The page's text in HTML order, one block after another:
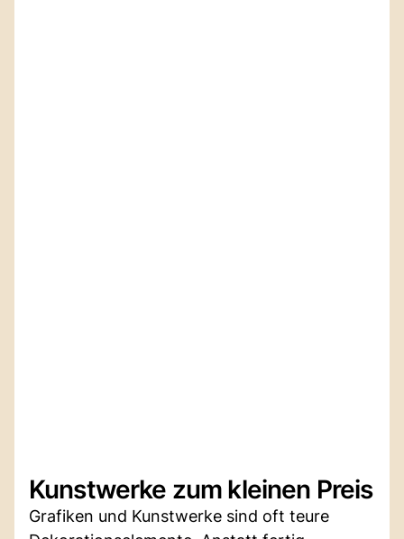
Kunstwerke zum kleinen Preis
Grafiken und Kunstwerke sind oft teure